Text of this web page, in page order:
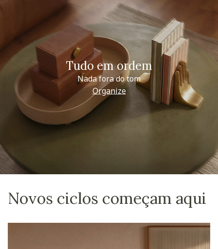
Tudo em ordem
Nada fora do tom
Organize
Novos ciclos começam aqui